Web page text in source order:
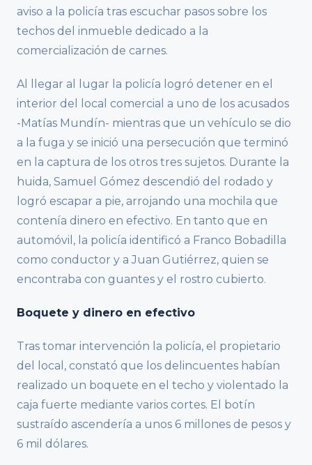
aviso a la policía tras escuchar pasos sobre los
techos del inmueble dedicado a la
comercialización de carnes.
Al llegar al lugar la policía logró detener en el
interior del local comercial a uno de los acusados
-Matías Mundín- mientras que un vehículo se dio
a la fuga y se inició una persecución que terminó
en la captura de los otros tres sujetos. Durante la
huida, Samuel Gómez descendió del rodado y
logró escapar a pie, arrojando una mochila que
contenía dinero en efectivo. En tanto que en
automóvil, la policía identificó a Franco Bobadilla
como conductor y a Juan Gutiérrez, quien se
encontraba con guantes y el rostro cubierto.
Boquete y dinero en efectivo
Tras tomar intervención la policía, el propietario
del local, constató que los delincuentes habían
realizado un boquete en el techo y violentado la
caja fuerte mediante varios cortes. El botín
sustraído ascendería a unos 6 millones de pesos y
6 mil dólares.